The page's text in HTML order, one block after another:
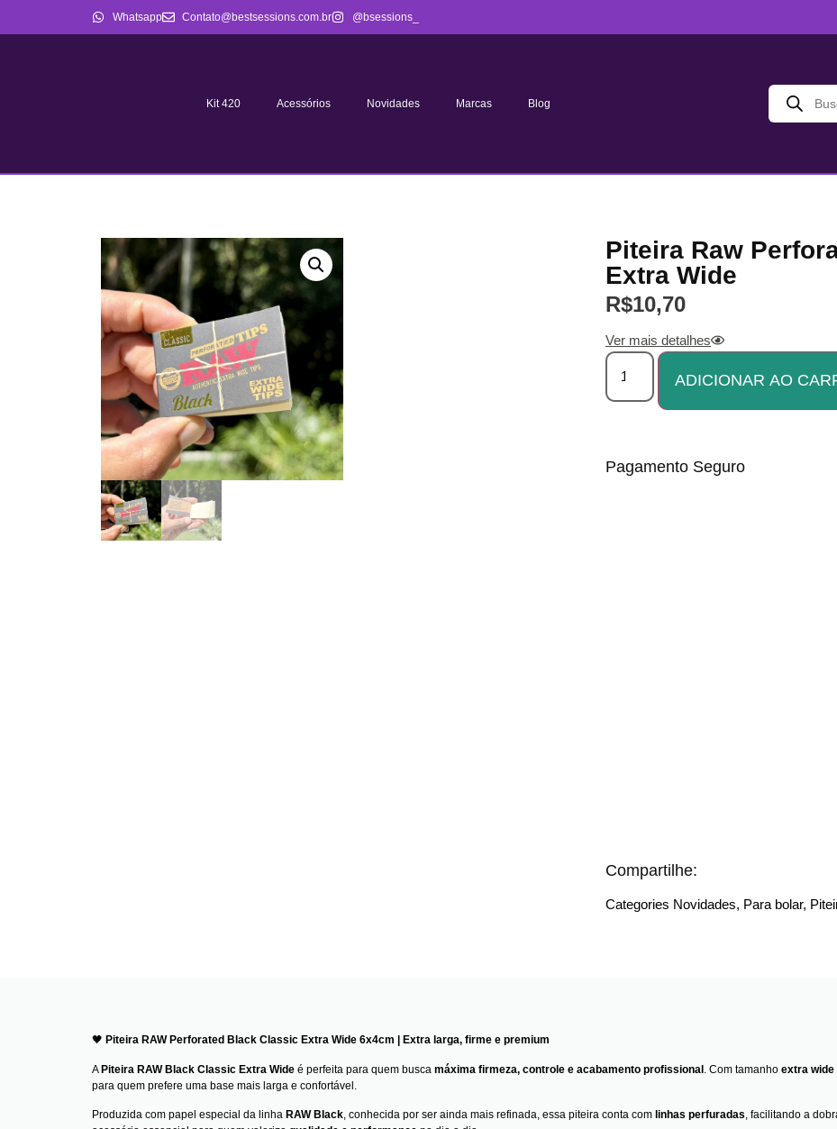
Whatsapp Contato@bestsessions.com.br @bsessions_
Kit 420 Acessórios Novidades Marcas Blog
Piteira Raw
Extra Wide
R$10,70
Pagamento Seguro
Compartilhe:
Categories Novidades, Para bolar,
Ver mais detalhes
ADICIONAR AO
🖤 Piteira RAW Perforated Black Classic Extra Wide 6x4cm | Extra larga, firme e premium
APiteira RAW Black Classic Extra Wide é perfeita para quem busca máxima firmeza, controle e acabamento profissional . Com tamanho extra wide
para quem prefere uma base mais larga e confortável.
Produzida com papel especial da linha RAW Black, conhecida por ser ainda mais refinada, essa piteira conta com linhas perfuradas, facilitando a